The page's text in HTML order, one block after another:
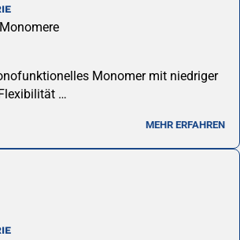
Monomer mit niedriger
…
MEHR ERFAHREN